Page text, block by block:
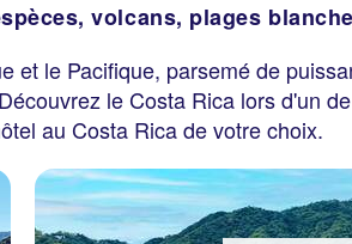
volcans, plages
et le Pacifique, parsemé de
le Costa Rica lors d'un
au Costa Rica de votre choix.